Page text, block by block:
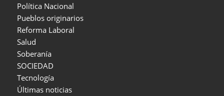
Política Nacional
Pueblos originarios
Reforma Laboral
Salud
Soberanía
SOCIEDAD
Tecnología
Últimas noticias